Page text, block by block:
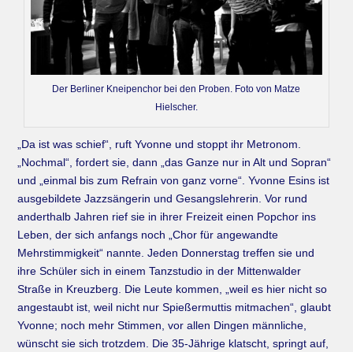
Der Berliner Kneipenchor bei den Proben. Foto von Matze
Hielscher.
„Da ist was schief“, ruft Yvonne und stoppt ihr Metronom.
„Nochmal“, fordert sie, dann „das Ganze nur in Alt und Sopran“
und „einmal bis zum Refrain von ganz vorne“. Yvonne Esins ist
ausgebildete Jazzsängerin und Gesangslehrerin. Vor rund
anderthalb Jahren rief sie in ihrer Freizeit einen Popchor ins
Leben, der sich anfangs noch „Chor für angewandte
Mehrstimmigkeit“ nannte. Jeden Donnerstag treffen sie und
ihre Schüler sich in einem Tanzstudio in der Mittenwalder
Straße in Kreuzberg. Die Leute kommen, „weil es hier nicht so
angestaubt ist, weil nicht nur Spießermuttis mitmachen“, glaubt
Yvonne; noch mehr Stimmen, vor allen Dingen männliche,
wünscht sie sich trotzdem. Die 35-Jährige klatscht, springt auf,